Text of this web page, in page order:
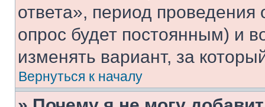
ответа», период проведения
опрос будет постоянным) и
изменять вариант, за
Вернуться к началу